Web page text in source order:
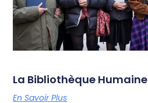
La Bibliothèque Humaine
En Savoir Plus